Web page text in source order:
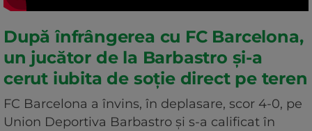
După înfrângerea cu FC Barcelona,
un jucător de la Barbastro și-a
cerut iubita de soție direct pe teren
FC Barcelona a învins, în deplasare, scor 4-0, pe
Union Deportiva Barbastro şi s-a calificat în